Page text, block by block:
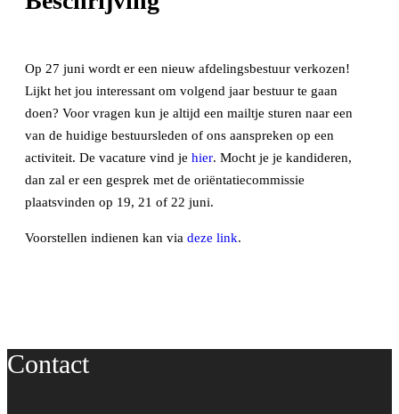
Op 27 juni wordt er een nieuw afdelingsbestuur verkozen!
Lijkt het jou interessant om volgend jaar bestuur te gaan
doen? Voor vragen kun je altijd een mailtje sturen naar een
van de huidige bestuursleden of ons aanspreken op een
activiteit. De vacature vind je hier. Mocht je je kandideren,
dan zal er een gesprek met de oriëntatiecommissie
plaatsvinden op 19, 21 of 22 juni.
Voorstellen indienen kan via deze link.
Contact